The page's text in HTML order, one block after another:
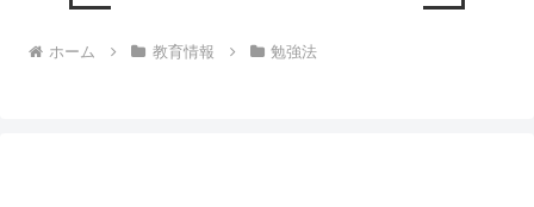
ホーム 教育情報 勉強法